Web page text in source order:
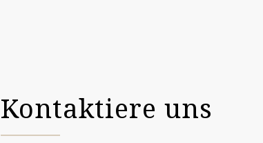
Kontaktiere uns